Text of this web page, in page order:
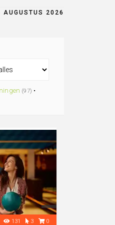
AUGUSTUS 2026
(97) •
131 3 0